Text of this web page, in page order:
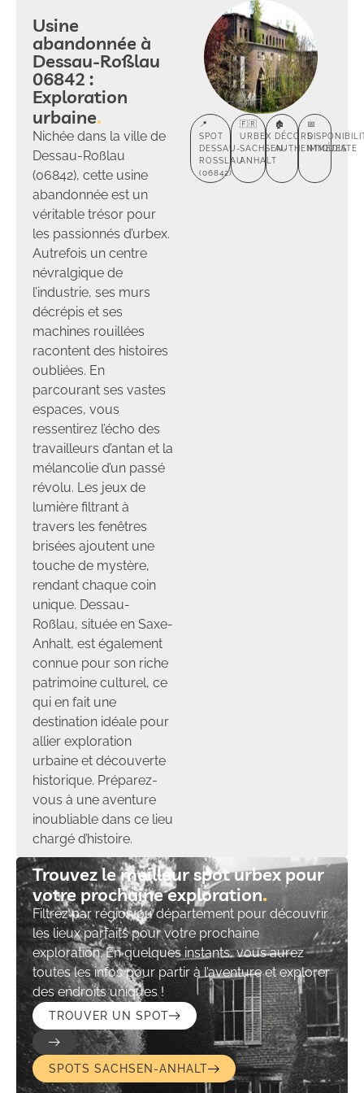
Usine
abandonnée à
Dessau-Roßlau
06842 :
Exploration
urbaine
Nichée dans la ville de
Dessau-Roßlau
(06842), cette usine
abandonnée est un
véritable trésor pour
les passionnés d’urbex.
Autrefois un centre
névralgique de
l’industrie, ses murs
décrépis et ses
machines rouillées
racontent des histoires
oubliées. En
parcourant ses vastes
espaces, vous
ressentirez l’écho des
travailleurs d’antan et la
mélancolie d’un passé
révolu. Les jeux de
lumière filtrant à
travers les fenêtres
brisées ajoutent une
touche de mystère,
rendant chaque coin
unique. Dessau-
Roßlau, située en Saxe-
Anhalt, est également
connue pour son riche
patrimoine culturel, ce
qui en fait une
destination idéale pour
allier exploration
urbaine et découverte
historique. Préparez-
vous à une aventure
inoubliable dans ce lieu
chargé d’histoire.
📍
SPOT
DESSAU-
ROSSLAU (
06842)
🇫🇷
URBEX
SACHSEN-
ANHALT
🏚️
DÉCORS
AUTHENTIQUES
📅
IMMÉDIATE
Trouvez le meilleur spot urbex pour
votre prochaine exploration​
Filtrez par région ou département pour découvrir
les lieux parfaits pour votre prochaine
exploration. En quelques instants, vous aurez
toutes les infos pour partir à l’aventure et explorer
des endroits uniques !
TROUVER UN SPOT
SPOTS SACHSEN-ANHALT